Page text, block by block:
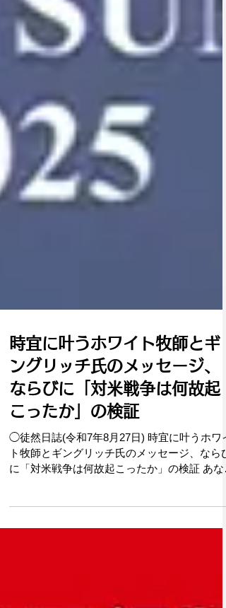
時宜に叶うホワイト牧師とギ
ングリッチ氏のメッセージ、
ならびに「対米戦争は何故起
こったか」の検証
◯徒然日誌(令和7年8月27日) 時宜に叶うホワイ
ト牧師とギングリッチ氏のメッセージ、ならび
は行ってスサにいるすべてのユダヤ人を集め、